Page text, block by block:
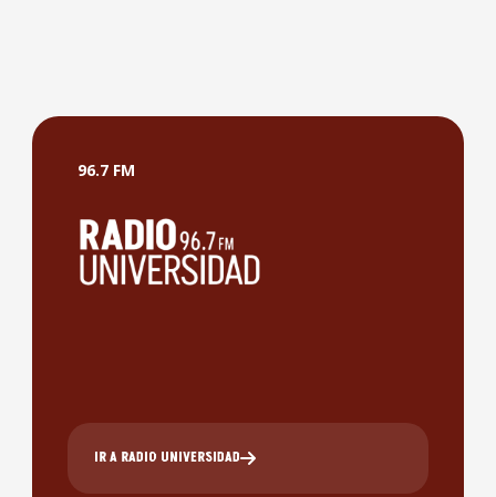
96.7 FM
IR A RADIO UNIVERSIDAD